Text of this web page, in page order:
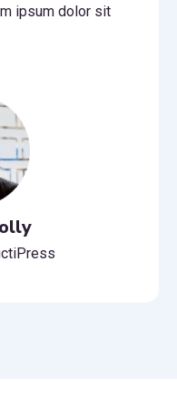
ipsum dolor sit